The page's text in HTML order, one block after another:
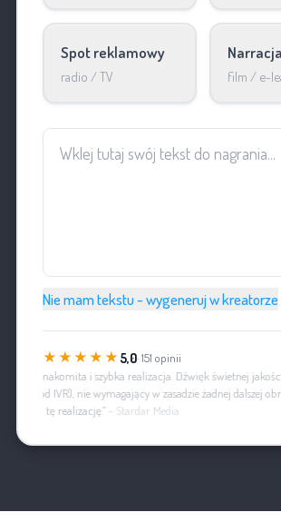
Spot reklamowy
radio / TV
Narracja
film / e-
Nie mam tekstu - wygeneruj w kreatorze
★★★★★ 5,0· 151 opinii
„Znakomita i szybka realizacja. Dźwięk świetnej
pod IVR), nie wymagający w zasadzie żadnej dalszej
za tę realizację.”- Stardar Media